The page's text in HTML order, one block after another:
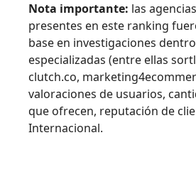
Nota importante: las
presentes en este ranking
base en investigaciones
especializadas (entre ellas
clutch.co,
valoraciones de usuarios,
que ofrecen, reputación de
Internacional.